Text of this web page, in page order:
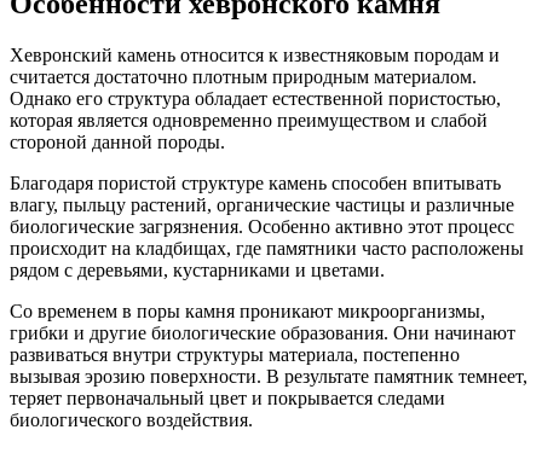
Хевронский камень относится к известняковым породам и
считается достаточно плотным природным материалом.
Однако его структура обладает естественной пористостью,
которая является одновременно преимуществом и слабой
стороной данной породы.
Благодаря пористой структуре камень способен впитывать
влагу, пыльцу растений, органические частицы и различные
биологические загрязнения. Особенно активно этот процесс
происходит на кладбищах, где памятники часто расположены
рядом с деревьями, кустарниками и цветами.
Со временем в поры камня проникают микроорганизмы,
грибки и другие биологические образования. Они начинают
развиваться внутри структуры материала, постепенно
вызывая эрозию поверхности. В результате памятник темнеет,
теряет первоначальный цвет и покрывается следами
биологического воздействия.